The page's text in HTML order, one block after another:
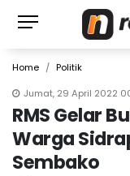
Home
Politik
Jumat, 29 April 2022
RMS Gelar
Warga
Sembako